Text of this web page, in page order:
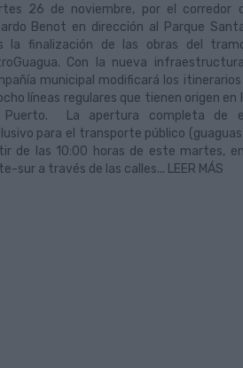
26 de noviembre, por el corredor
Benot en dirección al Parque
la finalización de las obras del
Con la nueva
municipal modificará los
líneas regulares que tienen origen en
Puerto. La apertura completa de
para el transporte público
de las 10:00 horas de este martes,
sur a través de las calles... LEER MÁS